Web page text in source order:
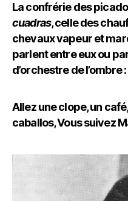
La confrérie des
cuadras, celle des
chevaux vapeur et
parlent entre eux ou
d’orchestre de l’ombre
Allez une clope, un
caballos, Vous suivez